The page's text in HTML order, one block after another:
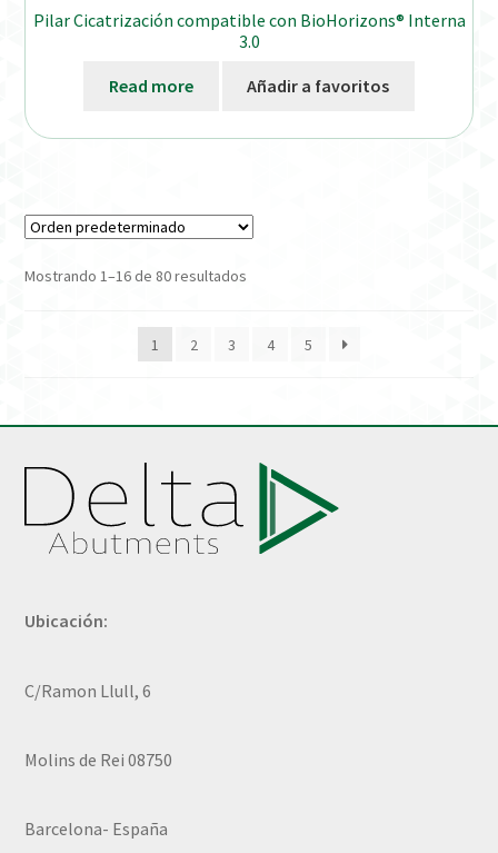
Pilar Cicatrización compatible con BioHorizons® Interna
3.0
Read more Añadir a favoritos
Mostrando 1–16 de 80 resultados
1 2 3 4 5
Ubicación:
C/Ramon Llull, 6
Molins de Rei 08750
Barcelona- España